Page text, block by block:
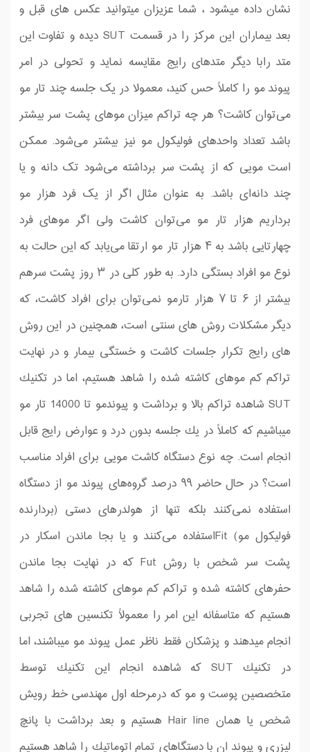
نشان داده میشود ، شما عزیزان میتوانید عكس های قبل و
بعد بیماران این مركز را در قسمت SUT دیده و تفاوت این
متد رابا دیگر متدهای رایج مقایسه نماید و تحولی در امر
پیوند مو را كاملاً حس كنید، معمولا در یک جلسه چند تار مو
می‌توان کاشت؟ هر چه تراکم میزان موهای پشت سر بیشتر
باشد تعداد واحدهای فولیکول مو نیز بیشتر می‌شود. ممکن
است مویی که از پشت سر برداشته می‌شود تک دانه و یا
چند دانه‌ای باشد. به عنوان مثال اگر از یک فرد هزار مو
برداریم هزار تار مو می‌توان کاشت ولی اگر موهای فرد
چهارتایی باشد به ۴ هزار تار مو ارتقا می‌یابد که این حالت به
نوع مو افراد بستگی دارد. به طور کلی در ۳ روز پشت سرهم
بیشتر از ۶ تا ۷ هزار تارمو نمی‌توان برای افراد کاشت، كه
دیگر مشكلات روش های سنتی است، همچنین در این روش
های رایج تكرار جلسات كاشت و خستگی بیمار و در نهایت
تراكم كم موهای كاشته شده را شاهد هستیم، اما در تكنیك
SUT شاهده تراكم بالا و برداشت و پیوندمو تا 14000 تار مو
میباشیم كه كاملاً در یك جلسه بدون درد و عوارض رایج قابل
انجام است. چه نوع دستگاه کاشت مویی برای افراد مناسب
است؟ در حال حاضر ۹۹ درصد گروه‌های پیوند مو از دستگاه
استفاده نمی‌کنند بلکه تنها از هولدرهای دستی (بردارنده
فولیکول مو) Fitاستفاده می‌کنند و یا بجا ماندن اسكار در
پشت سر شخص با روش Fut كه در نهایت بجا ماندن
حفرهای كاشته شده و تراكم كم موهای كاشته شده را شاهد
هستیم كه متاسفانه این امر را معمولاً تكنسین های تجربی
انجام میدهند و پزشكان فقط ناظر عمل پیوند مو میباشند، اما
در تكنیك SUT كه شاهده انجام این تكنیك توسط
متخصصین پوست و مو كه درمرحله اول مهندسی خط رویش
شخص یا همان Hair line هستیم و بعد برداشت با پانچ
لیزری و پیوند ان با دستگاهای تمام اتوماتیك را شاهد هستیم